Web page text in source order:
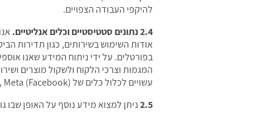
להיקפי העבודה הצפויים.
2.4 נתונים סטטיסטיים וכלים אנליטיים.
אודות השימוש בשירותים, כגון תדירות
בפורטלים. על ידי ניתוח המידע שאנו
עשויים לכלול כלים של Google, Meta (Facebook), ו/או כלי פרסום וניתוח אחרים.
2.5ניתן למצוא מידע נוסף על האופן שבו